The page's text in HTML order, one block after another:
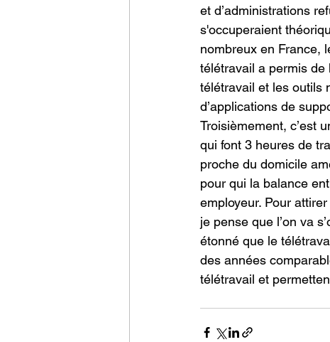
et d’administrations
s'occuperaient
nombreux en France,
télétravail a permis de
télétravail et les outils
d’applications de
Troisièmement, c’est
qui font 3 heures de
proche du domicile
pour qui la balance
employeur. Pour
je pense que l’on va
étonné que le
des années
télétravail et